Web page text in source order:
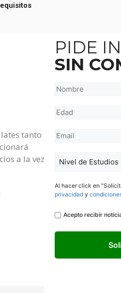
tanto
a la vez
PIDE
SIN
Nombre
Número
Email
Nivel
Estudios
*
Al hacer click en
privacidad y
LegalAcepto recibir